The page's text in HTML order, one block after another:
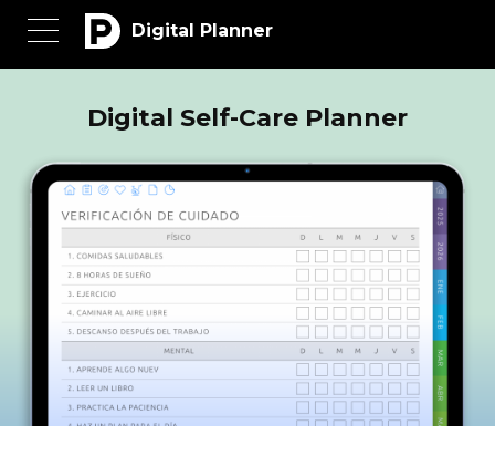
Digital Planner
Digital Self-Care Planner